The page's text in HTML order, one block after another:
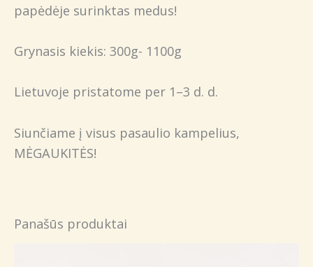
papėdėje surinktas medus!
Grynasis kiekis: 300g- 1100g
Lietuvoje pristatome per 1–3 d. d.
Siunčiame į visus pasaulio kampelius,
MĖGAUKITĖS!
Panašūs produktai